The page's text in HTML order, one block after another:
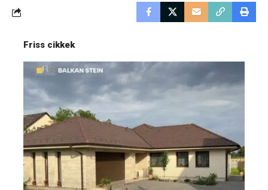
Friss cikkek